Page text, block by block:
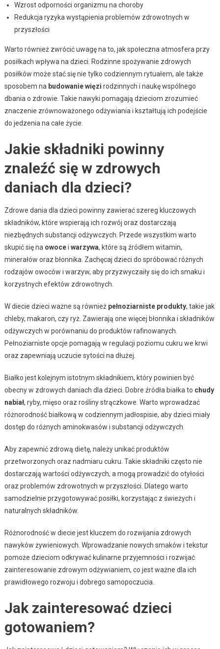
Wzrost odporności organizmu na choroby
Redukcja ryzyka wystąpienia problemów zdrowotnych w
przyszłości
Warto również zwrócić uwagę na to, jak społeczna atmosfera przy
posiłkach wpływa na dzieci. Rodzinne spożywanie zdrowych
posiłków może stać się nie tylko codziennym rytuałem, ale także
sposobem na budowanie więzi rodzinnych i naukę wspólnego
dbania o zdrowie. Takie nawyki pomagają dzieciom zrozumieć
znaczenie zrównoważonego odżywiania i kształtują ich podejście
do jedzenia na całe życie.
Jakie składniki powinny
znaleźć się w zdrowych
daniach dla dzieci?
Zdrowe dania dla dzieci powinny zawierać szereg kluczowych
składników, które wspierają ich rozwój oraz dostarczają
niezbędnych substancji odżywczych. Przede wszystkim warto
skupić się na owocei warzywa, które są źródłem witamin,
minerałów oraz błonnika. Zachęcaj dzieci do spróbować różnych
rodzajów owoców i warzyw, aby przyzwyczaiły się do ich smaku i
korzystnych efektów zdrowotnych.
W diecie dzieci ważne są również pełnoziarniste produkty, takie jak
chleby, makaron, czy ryż. Zawierają one więcej błonnika i składników
odżywczych w porównaniu do produktów rafinowanych.
Pełnoziarniste opcje pomagają w regulacji poziomu cukru we krwi
oraz zapewniają uczucie sytości na dłużej.
Białko jest kolejnym istotnym składnikiem, który powinien być
obecny w zdrowych daniach dla dzieci. Dobre źródła białka to chudy
nabiał, ryby, mięso oraz rośliny strączkowe. Warto wprowadzać
różnorodność białkową w codziennym jadłospisie, aby dzieci miały
dostęp do różnych aminokwasów i substancji odżywczych.
Aby zapewnić zdrową dietę, należy unikać produktów
przetworzonych oraz nadmiaru cukru. Takie składniki często nie
dostarczają wartości odżywczych, a mogą prowadzić do otyłości
oraz problemów zdrowotnych w przyszłości. Dlatego warto
samodzielnie przygotowywać posiłki, korzystając z świeżych i
naturalnych składników.
Różnorodność w diecie jest kluczem do rozwijania zdrowych
nawyków żywieniowych. Wprowadzanie nowych smaków i tekstur
pomoże dzieciom odkrywać kulinarne przyjemności i rozwijać
zainteresowanie zdrowym odżywianiem, co jest ważne dla ich
prawidłowego rozwoju i dobrego samopoczucia.
Jak zainteresować dzieci
gotowaniem?